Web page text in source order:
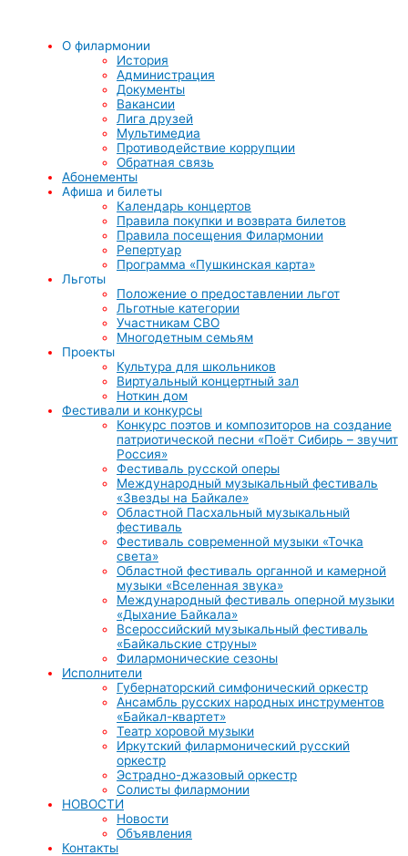
О филармонии
История
Администрация
Документы
Вакансии
Лига друзей
Мультимедиа
Противодействие коррупции
Обратная связь
Абонементы
Афиша и билеты
Календарь концертов
Правила покупки и возврата билетов
Правила посещения Филармонии
Репертуар
Программа «Пушкинская карта»
Льготы
Положение о предоставлении льгот
Льготные категории
Участникам СВО
Многодетным семьям
Проекты
Культура для школьников
Виртуальный концертный зал
Ноткин дом
Фестивали и конкурсы
Конкурс поэтов и композиторов на создание
патриотической песни «Поёт Сибирь – звучит
Россия»
Фестиваль русской оперы
Международный музыкальный фестиваль
«Звезды на Байкале»
Областной Пасхальный музыкальный
фестиваль
Фестиваль современной музыки «Точка
света»
Областной фестиваль органной и камерной
музыки «Вселенная звука»
Международный фестиваль оперной музыки
«Дыхание Байкала»
Всероссийский музыкальный фестиваль
«Байкальские струны»
Филармонические сезоны
Исполнители
Губернаторский симфонический оркестр
Ансамбль русских народных инструментов
«Байкал-квартет»
Театр хоровой музыки
Иркутский филармонический русский
оркестр
Эстрадно-джазовый оркестр
Солисты филармонии
НОВОСТИ
Новости
Объявления
Контакты